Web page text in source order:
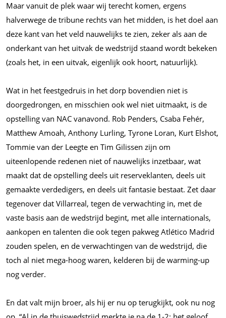
Maar vanuit de plek waar wij terecht komen, ergens
halverwege de tribune rechts van het midden, is het doel aan
deze kant van het veld nauwelijks te zien, zeker als aan de
onderkant van het uitvak de wedstrijd staand wordt bekeken
(zoals het, in een uitvak, eigenlijk ook hoort, natuurlijk).
Wat in het feestgedruis in het dorp bovendien niet is
doorgedrongen, en misschien ook wel niet uitmaakt, is de
opstelling van NAC vanavond. Rob Penders, Csaba Fehér,
Matthew Amoah, Anthony Lurling, Tyrone Loran, Kurt Elshot,
Tommie van der Leegte en Tim Gilissen zijn om
uiteenlopende redenen niet of nauwelijks inzetbaar, wat
maakt dat de opstelling deels uit reserveklanten, deels uit
gemaakte verdedigers, en deels uit fantasie bestaat. Zet daar
tegenover dat Villarreal, tegen de verwachting in, met de
vaste basis aan de wedstrijd begint, met alle internationals,
aankopen en talenten die ook tegen pakweg Atlético Madrid
zouden spelen, en de verwachtingen van de wedstrijd, die
toch al niet mega-hoog waren, kelderen bij de warming-up
nog verder.
En dat valt mijn broer, als hij er nu op terugkijkt, ook nu nog